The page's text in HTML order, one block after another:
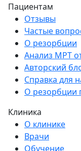
Пациентам
Отзывы
Частые
О резорбции
Анализ МРТ
Авторский
Справка для
О резорбции
Клиника
О клинике
Врачи
Обучение